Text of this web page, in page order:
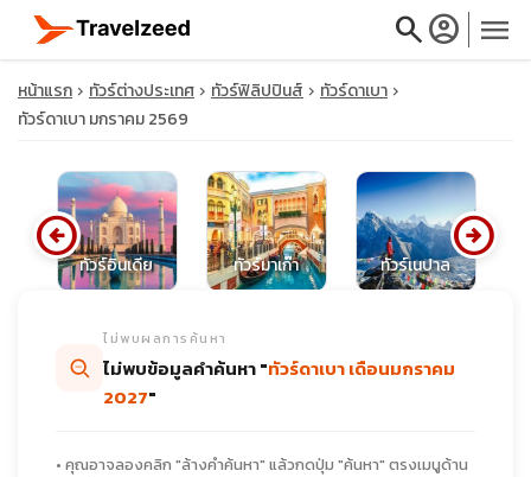
searchaccount_circle menu
close
travel_explore
หน้าแรก ทัวร์ต่างประเทศ ทัวร์ฟิลิปปินส์
ทัวร์ดาเบา
ทัวร์ดาเบา มกราคม 2569
ทัวร์อินเดีย ทัวร์มาเก๊า ทัวร์เนปาล
arrow_circle_left arrow_circle_right
ไม่พบผลการค้นหา
ไม่พบข้อมูลคำค้นหา "ทัวร์ดาเบา เดือนมกราคม
2027"
• คุณอาจลองคลิก "ล้างคำค้นหา" แล้วกดปุ่ม "ค้นหา" ตรงเมนูด้าน